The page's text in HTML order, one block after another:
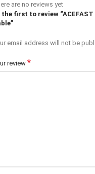
are no reviews yet
the first to review
email address will not be
review *